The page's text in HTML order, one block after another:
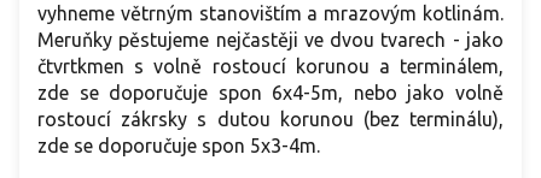
vyhneme větrným stanovištím a mrazovým kotlinám.
Meruňky pěstujeme nejčastěji ve dvou tvarech - jako
čtvrtkmen s volně rostoucí korunou a terminálem,
zde se doporučuje spon 6x4-5m, nebo jako volně
rostoucí zákrsky s dutou korunou (bez terminálu),
zde se doporučuje spon 5x3-4m.